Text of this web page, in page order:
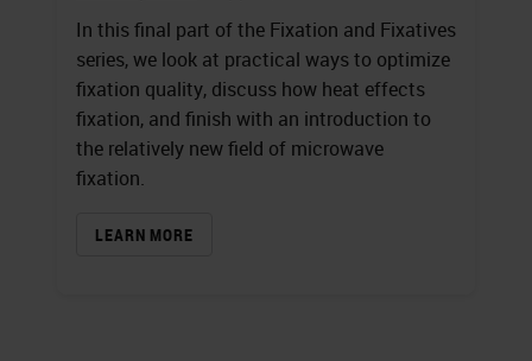
In this final part of the Fixation and Fixatives
series, we look at practical ways to optimize
fixation quality, discuss how heat effects
fixation, and finish with an introduction to
the relatively new field of microwave
fixation.
LEARN MORE